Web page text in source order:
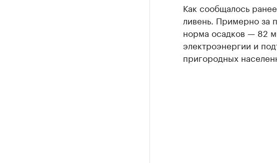
Как сообщалось
ливень. Примерно за
норма осадков — 82
электроэнергии и
пригородных